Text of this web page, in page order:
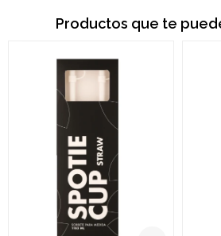
Productos que te